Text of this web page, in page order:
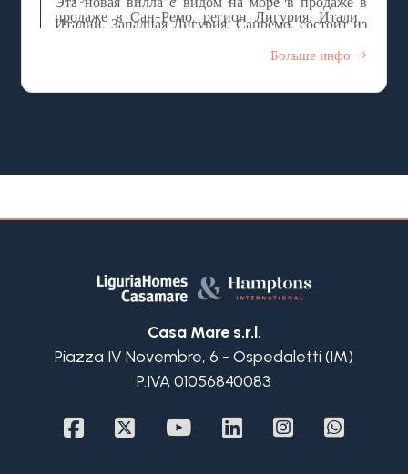
Италии, Западная Лигурия, Санремо, состоит из
продаже в Сан-Ремо, регион Лигурия, Италия,
Больше инфо
Casa Mare s.r.l.
Piazza IV Novembre, 6 - Ospedaletti (IM)
P.IVA 01056840083